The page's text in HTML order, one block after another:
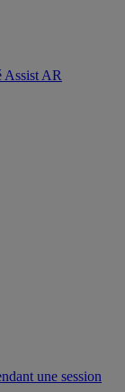
Assist AR
une session